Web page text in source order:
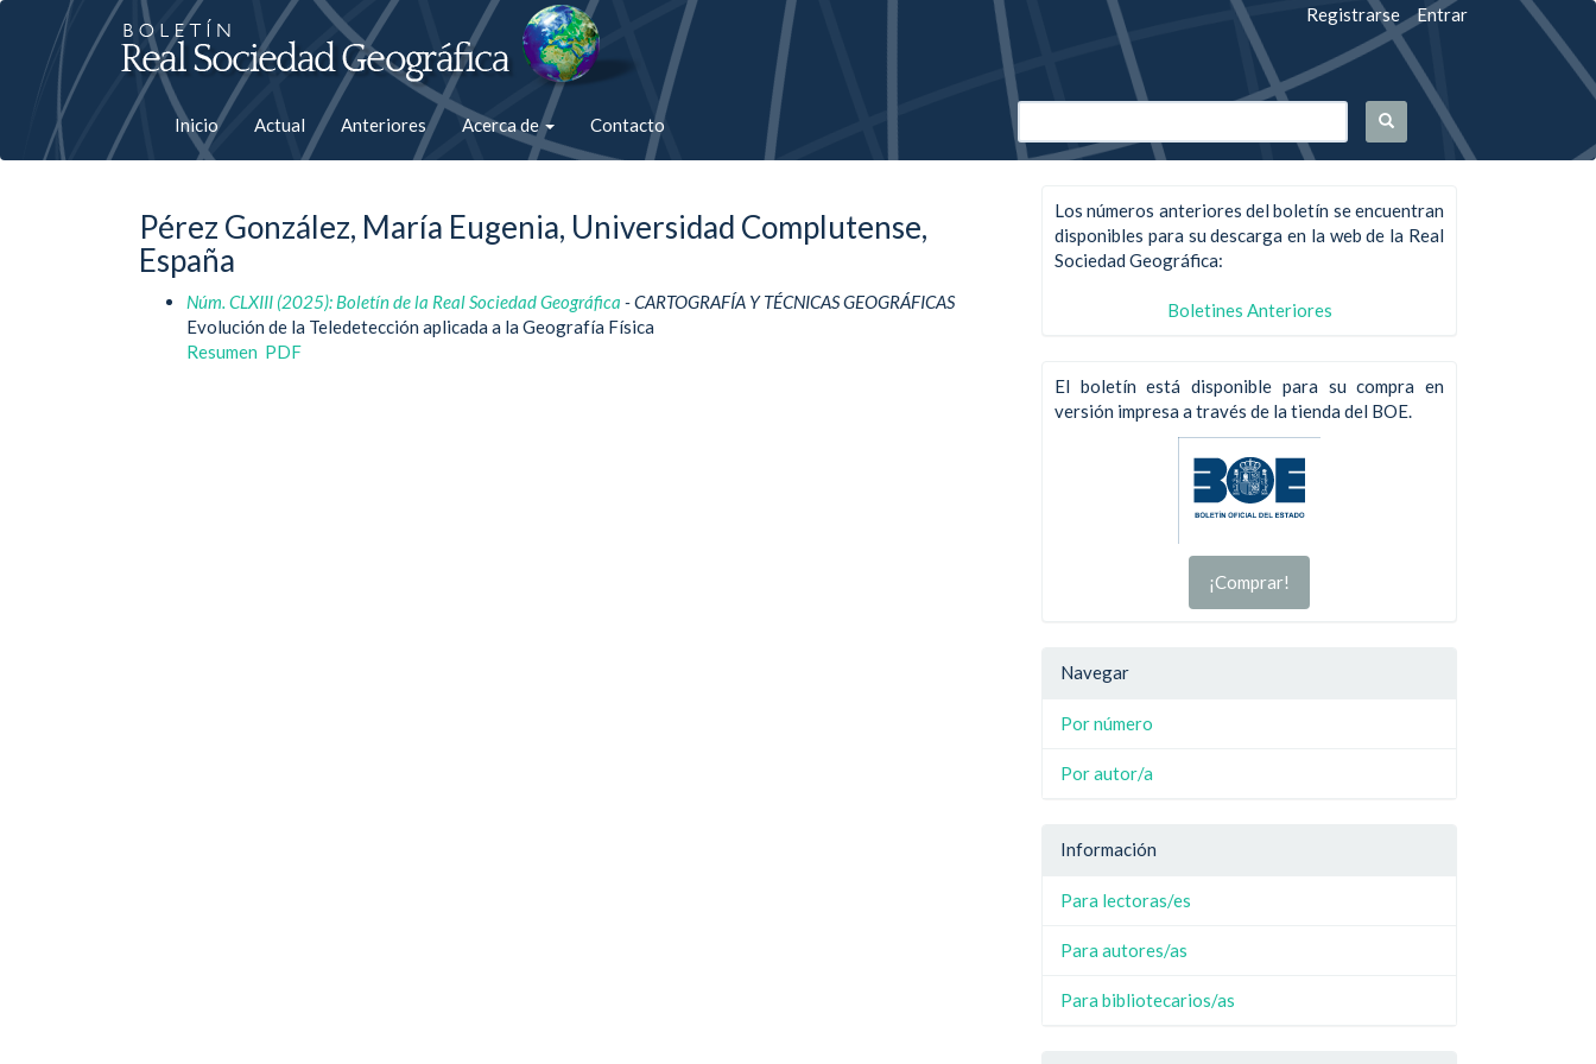
Salto
rápiso
la
Registrarse Entrar
Inicio Actual Anteriores Acerca de Contacto
Pérez González, María Eugenia, Universidad Complutense,
España
Núm. CLXIII (2025): Boletín de la Real Sociedad Geográfica - CARTOGRAFÍA Y TÉCNICAS GEOGRÁFICAS
Evolución de la Teledetección aplicada a la Geografía Física
Resumen PDF
Los números anteriores del boletín se encuentran
disponibles para su descarga en la web de la Real
Sociedad Geográfica:
Boletines Anteriores
El boletín está disponible para su compra en
versión impresa a través de la tienda del BOE.
¡Comprar!
Navegar
Por número
Por autor/a
Información
Para lectoras/es
Para autores/as
Para bibliotecarios/as